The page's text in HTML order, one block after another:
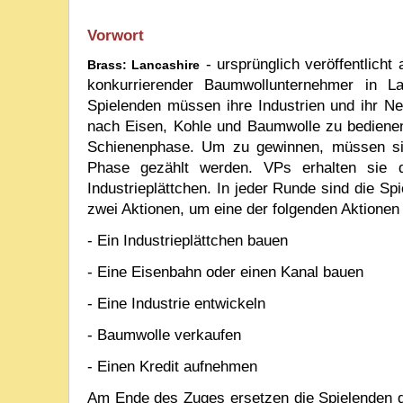
Vorwort
Brass: Lancashire - ursprünglich veröffentlicht
konkurrierender Baumwollunternehmer in
Spielenden müssen ihre Industrien und ihr
nach Eisen, Kohle und Baumwolle zu
Schienenphase. Um zu gewinnen, müssen
Phase gezählt werden. VPs erhalten sie
Industrieplättchen. In jeder Runde sind die
zwei Aktionen, um eine der folgenden
- Ein Industrieplättchen bauen
- Eine Eisenbahn oder einen Kanal bauen
- Eine Industrie entwickeln
- Baumwolle verkaufen
- Einen Kredit aufnehmen
Am Ende des Zuges ersetzen die